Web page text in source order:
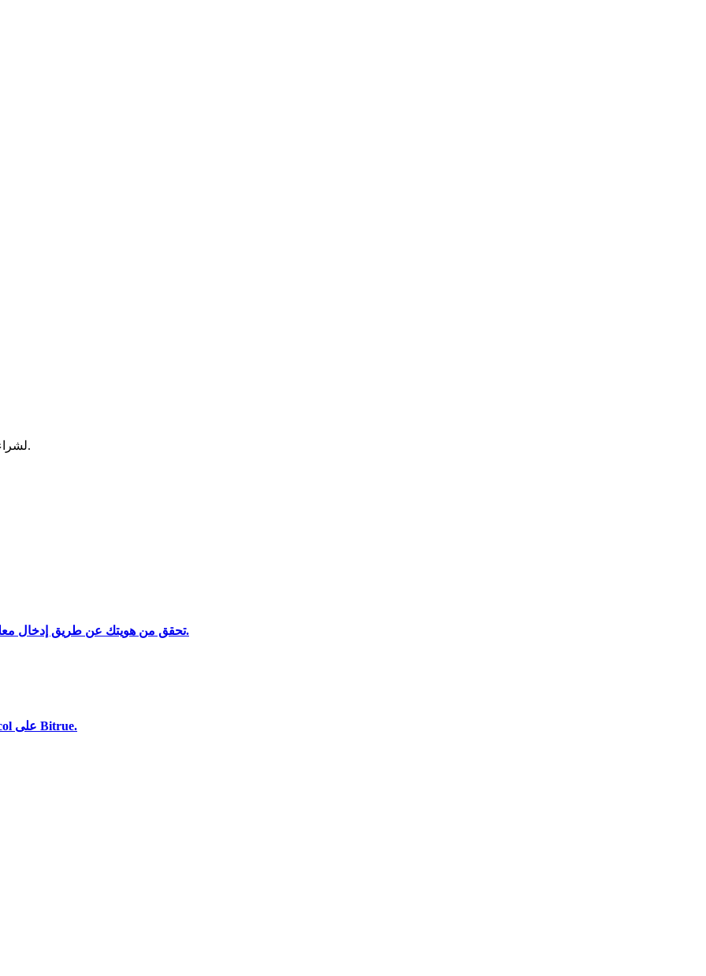
تحليل البيانات الضخمة بما في ذلك المعلومات التجارية، وما إلى ذلك.
لشراء وبيع العملات المشفرة في أكثر بورصة آمنة.
تحقق من هويتك عن طريق إدخال معلوماتك الشخصية وتحميل بطاقة هوية صالحة تحتوي على صورة.
استخدم مجموعة متنوعة من خيارات الدفع لشراء Ooki Protocol على Bitrue.